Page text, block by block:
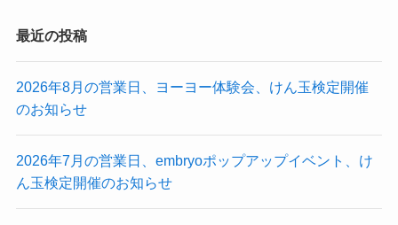
最近の投稿
2026年8月の営業日、ヨーヨー体験会、けん玉検定開催
のお知らせ
2026年7月の営業日、embryoポップアップイベント、け
ん玉検定開催のお知らせ